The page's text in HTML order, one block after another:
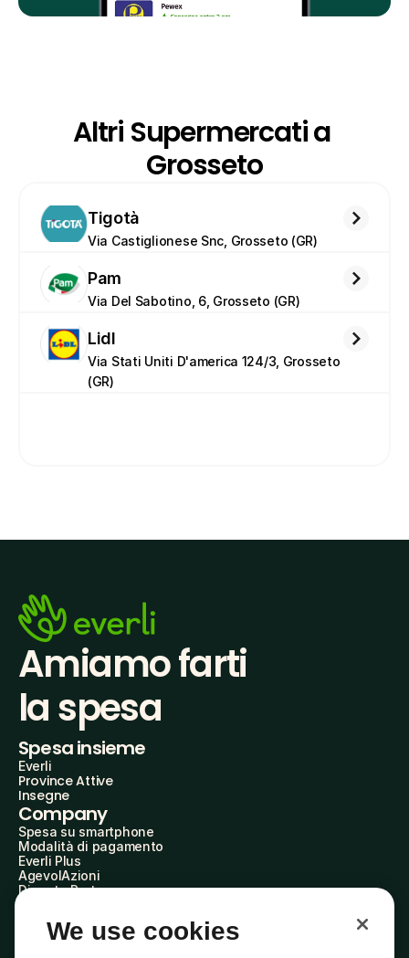
Altri Supermercati a
Grosseto
Tigotà
Via Castiglionese Snc, Grosseto (GR)
Pam
Via Del Sabotino, 6, Grosseto (GR)
Lidl
Via Stati Uniti D'america 124/3, Grosseto
(GR)
Amiamo farti
la spesa
Spesa insieme
Everli
Province Attive
Insegne
Company
Spesa su smartphone
Modalità di pagamento
Everli Plus
AgevolAzioni
Diventa Partner
Everli Shoppers
About Us
We use cookies